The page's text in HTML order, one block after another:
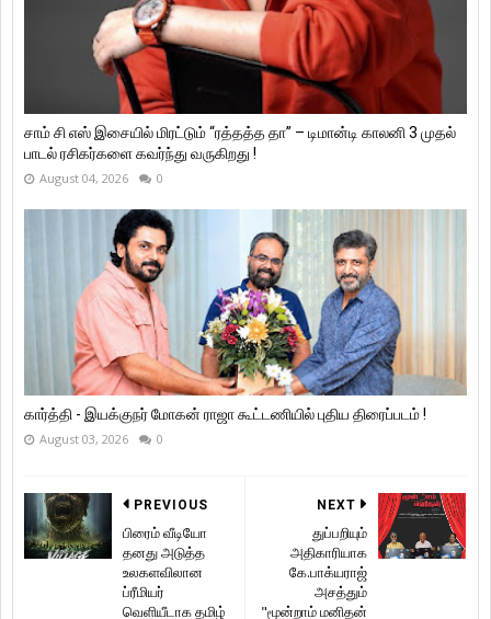
சாம் சி எஸ் இசையில் மிரட்டும் “ரத்தத்த தா” – டிமான்டி காலனி 3 முதல்
பாடல் ரசிகர்களை கவர்ந்து வருகிறது !
August 04, 2026 0
கார்த்தி - இயக்குநர் மோகன் ராஜா கூட்டணியில் புதிய திரைப்படம் !
August 03, 2026 0
NEXT
துப்பறியும்
அதிகாரியாக
கே.பாக்யராஜ்
அசத்தும்
"மூன்றாம் மனிதன்
PREVIOUS
பிரைம் வீடியோ
தனது அடுத்த
உலகளவிலான
ப்ரீமியர்
வெளியீடாக தமிழ்